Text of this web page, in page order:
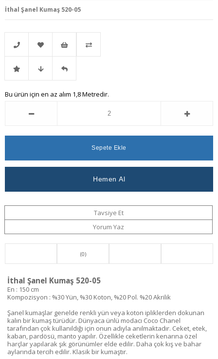
İthal Şanel Kumaş 520-05
Telefonla
Sipariş
Favorilere
Ekle
İstek
Listeme
İndirimli Fiyat
Ver
Gelince
Bu ürün için en az alım 1,8 Metredir.
Tavsiye Et
Yorum Yaz
(0)
İthal Şanel Kumaş 520-05
En : 150 cm
Kompozisyon : %30 Yün, %30 Koton, %20 Pol. %20 Akrilik
Şanel kumaşlar genelde renkli yün veya koton ipliklerden dokunan
kalın bir kumaş türüdür. Dünyaca ünlü modacı Coco Chanel
tarafından çok kullanıldığı için onun adıyla anılmaktadır. Ceket, etek,
kaban, pardösü, manto yapılır. Özellikle ceketlerin kenarına özel
harçlar yapılarak şık görünümler elde edilir. Daha çok kış ve bahar
aylarında tercih edilir. Klasik bir kumaştır.